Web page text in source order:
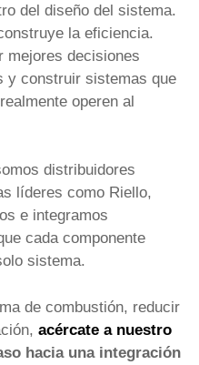
del diseño del sistema.
la eficiencia.
mejores decisiones
y construir sistemas que
operen al
distribuidores
líderes como Riello,
e integramos
cada componente
sistema.
de combustión, reducir
acércate a nuestro
hacia una integración